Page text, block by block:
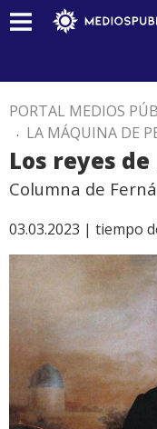
PORTAL MEDIOS
. LA MÁQUINA DE
Los reyes
Columna de
03.03.2023 | tiempo